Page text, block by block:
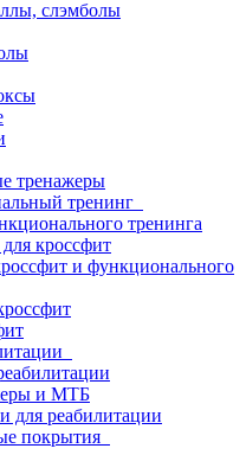
слэмболы
тренажеры
тренинг
тренинга
кроссфит
и функционального
и МТБ
для реабилитации
покрытия